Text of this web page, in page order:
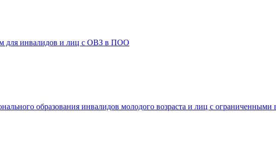
для инвалидов и лиц с ОВЗ в ПОО
образования инвалидов молодого возраста и лиц с ограниченными